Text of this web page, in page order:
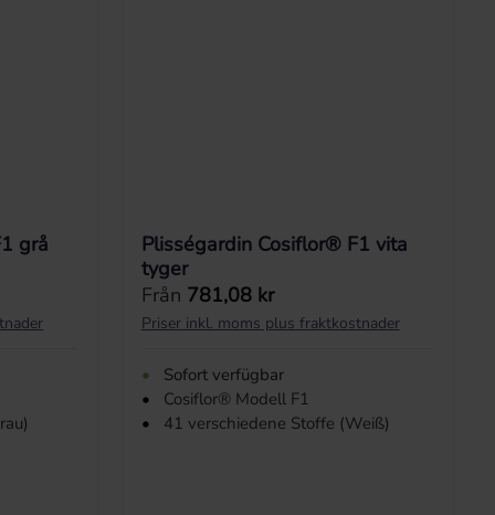
grå
Plisségardin Cosiflor® F1 vita
tyger
Ordinarie pris:
Från 781,08 kr
Priser inkl. moms plus fraktkostnader
•
Sofort verfügbar
•
Cosiflor® Modell F1
•
41 verschiedene Stoffe (Weiß)